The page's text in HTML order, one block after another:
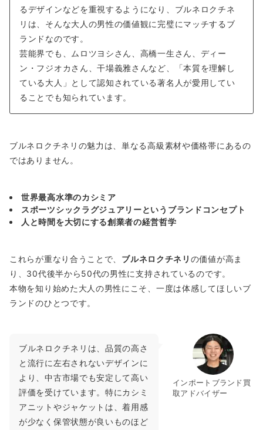
るデザインなどを重視するようになり、ブルネロクチネ
リは、そんな大人の男性の価値観に完璧にマッチするブ
ランドなのです。
芸能界でも、ムロツヨシさん、高橋一生さん、ディー
ン・フジオカさん、干場義雅さんなど、「本質を理解し
ている大人」として認知されている著名人が愛用してい
ることでも知られています。
ブルネロクチネリの魅力は、単なる高級素材や価格帯にあるの
ではありません。
世界最高水準のカシミア
スポーツシックラグジュアリーというブランドコンセプト
人と時間を大切にする創業者の経営哲学
これらが重なり合うことで、 ブルネロクチネリ の価値が高ま
り、30代後半から50代の男性に支持されているのです。
本物を知り始めた大人の男性にこそ、一度は体感してほしいブ
ランドのひとつです。
インポートブランド買
取アドバイザー
ブルネロクチネリは、品質の高さ
と流行に左右されないデザインに
より、中古市場でも安定して高い
評価を受けています。特にカシミ
アニットやジャケットは、着用感
が少なく保管状態が良いものほど